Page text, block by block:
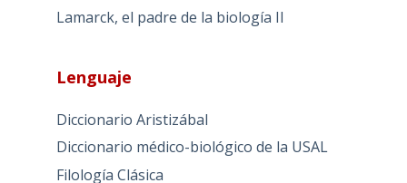
Lamarck, el padre de la biología II
Lenguaje
Diccionario Aristizábal
Diccionario médico-biológico de la USAL
Filología Clásica